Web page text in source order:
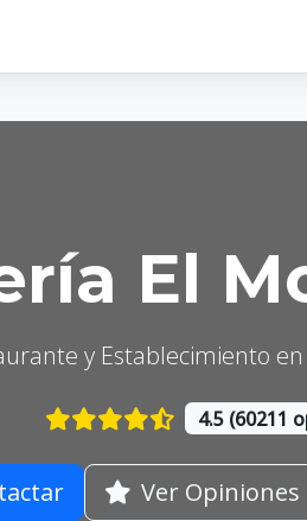
El
y Establecimiento
4.5 (60211
Ver Opiniones